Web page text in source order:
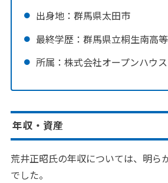
出身地：群馬県太田市
最終学歴：群馬県立桐生南高
所属：株式会社オープンハウ
年収・資産
荒井正昭氏の年収については、明ら
でした。